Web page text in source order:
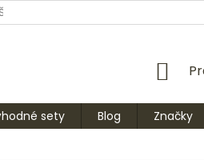
NÁM
sety Blog
Značky